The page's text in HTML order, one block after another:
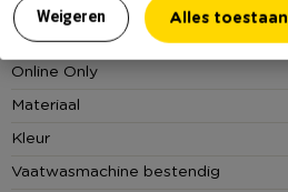
Weigeren Alles toestaan
• Keuken toolset
- 5 diverse spatels en lepels
- 1 lepelhouder
• Onmisbaar voor in de keuken
• Lengte keukenhulpjes: 30 cm
• Afmeting lepelhouder: ⌀7,5x16 cm
Artikelnummer
Online Only
Materiaal
Kleur
Vaatwasmachine bestendig